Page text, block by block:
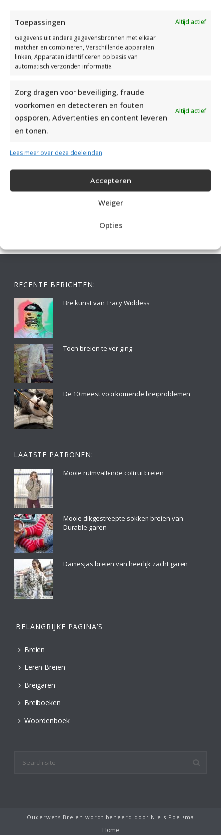
Toepassingen
Altijd actief
Gegevens uit andere gegevensbronnen met elkaar
matchen en combineren, Verschillende apparaten
linken, Apparaten identificeren op basis van
automatisch verzonden informatie.
Zorg dragen voor beveiliging, fraude
voorkomen en detecteren en fouten
opsporen, Advertenties en content leveren
en tonen.
Altijd actief
Lees meer over deze doeleinden
Accepteren
Weiger
Opties
RECENTE BERICHTEN:
Breikunst van Tracy Widdess
Toen breien te ver ging
De 10 meest voorkomende breiproblemen
LAATSTE PATRONEN:
Mooie ruimvallende coltrui breien
Mooie dikgestreepte sokken breien van
Durable garen
Damesjas breien van heerlijk zacht garen
BELANGRIJKE PAGINA’S
Breien
Leren Breien
Breigaren
Breiboeken
Woordenboek
Ouderwets Breien wordt beheerd door Niels Poelsma
Home